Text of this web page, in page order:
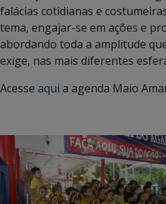
falácias cotidianas e
tema, engajar-se em ações e
abordando toda a amplitude
exige, nas mais diferentes
Acesse aqui a agenda Maio